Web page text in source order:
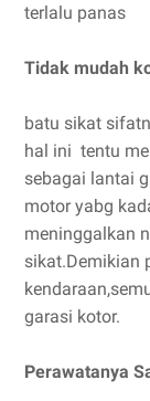
terlalu panas
Tidak mudah
batu sikat
hal ini tentu
sebagai lantai
motor yabg
meninggalkan
sikat.Demikian
garasi kotor.
Perawatanya